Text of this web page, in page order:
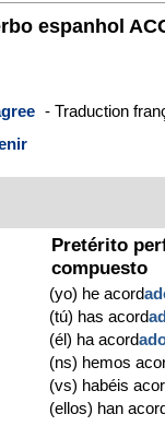
espanhol
- Traduction
Pretérito
compuesto
(yo) he acord
(tú) has acord
(él) ha acord
(ns) hemos
(vs) habéis
(ellos) han